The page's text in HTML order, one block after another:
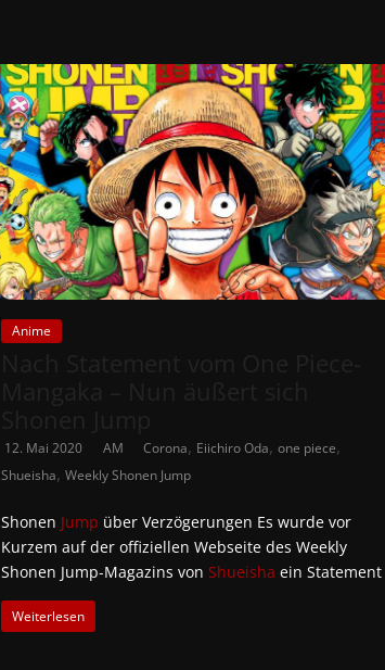
Anime
12. Mai 2020 AM Corona, Eiichiro Oda,one piece,
Shueisha,Weekly Shonen Jump
Shonen Jump über Verzögerungen Es wurde vor
Kurzem auf der offiziellen Webseite des Weekly
Shonen Jump-Magazins vonShueisha ein Statement
Weiterlesen